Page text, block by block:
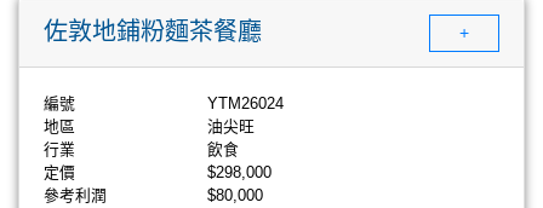
佐敦地鋪粉麵茶餐廳 +
編號
YTM26024
地區
油尖旺
行業
飲食
定價
$298,000
參考利潤
$80,000